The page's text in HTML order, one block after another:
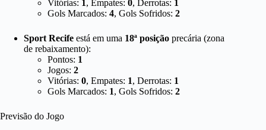
Vitórias: 1, Empates: 0, Derrotas: 1
Gols Marcados: 4, Gols Sofridos: 2
Sport Recife está em uma 18ª posição precária (zona
de rebaixamento):
Pontos: 1
Jogos: 2
Vitórias: 0, Empates: 1, Derrotas: 1
Gols Marcados: 1, Gols Sofridos: 2
Previsão do Jogo